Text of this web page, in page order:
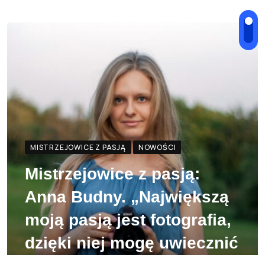
MISTRZEJOWICE Z PASJĄ NOWOŚCI
Mistrzejowice z pasją:
Anna Budny. „Największą
moją pasją jest fotografia,
dzięki niej mogę uwiecznić